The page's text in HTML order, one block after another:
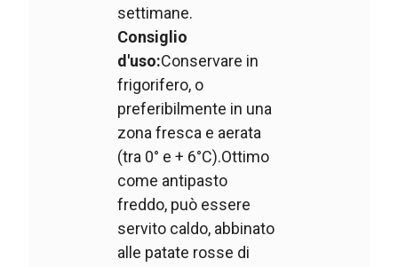
settimane.
Consiglio
d'uso:Conservare in
frigorifero, o
preferibilmente in una
zona fresca e aerata
(tra 0° e + 6°C).Ottimo
come antipasto
freddo, può essere
servito caldo, abbinato
alle patate rosse di